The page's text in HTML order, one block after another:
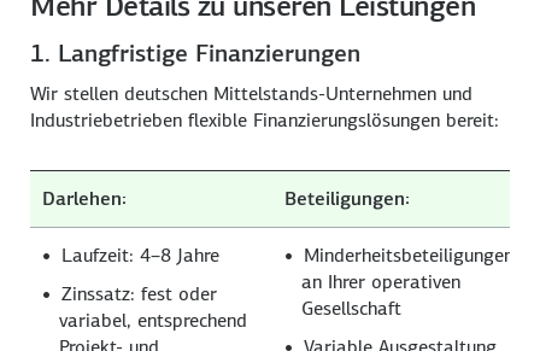
1. Langfristige Finanzierungen
Wir stellen deutschen Mittelstands-Unternehmen und
Industriebetrieben flexible Finanzierungslösungen bereit:
Darlehen: Beteiligungen:
Laufzeit: 4–8 Jahre
Zinssatz: fest oder
variabel, entsprechend
Minderheitsbeteiligungen
an Ihrer operativen
Gesellschaft